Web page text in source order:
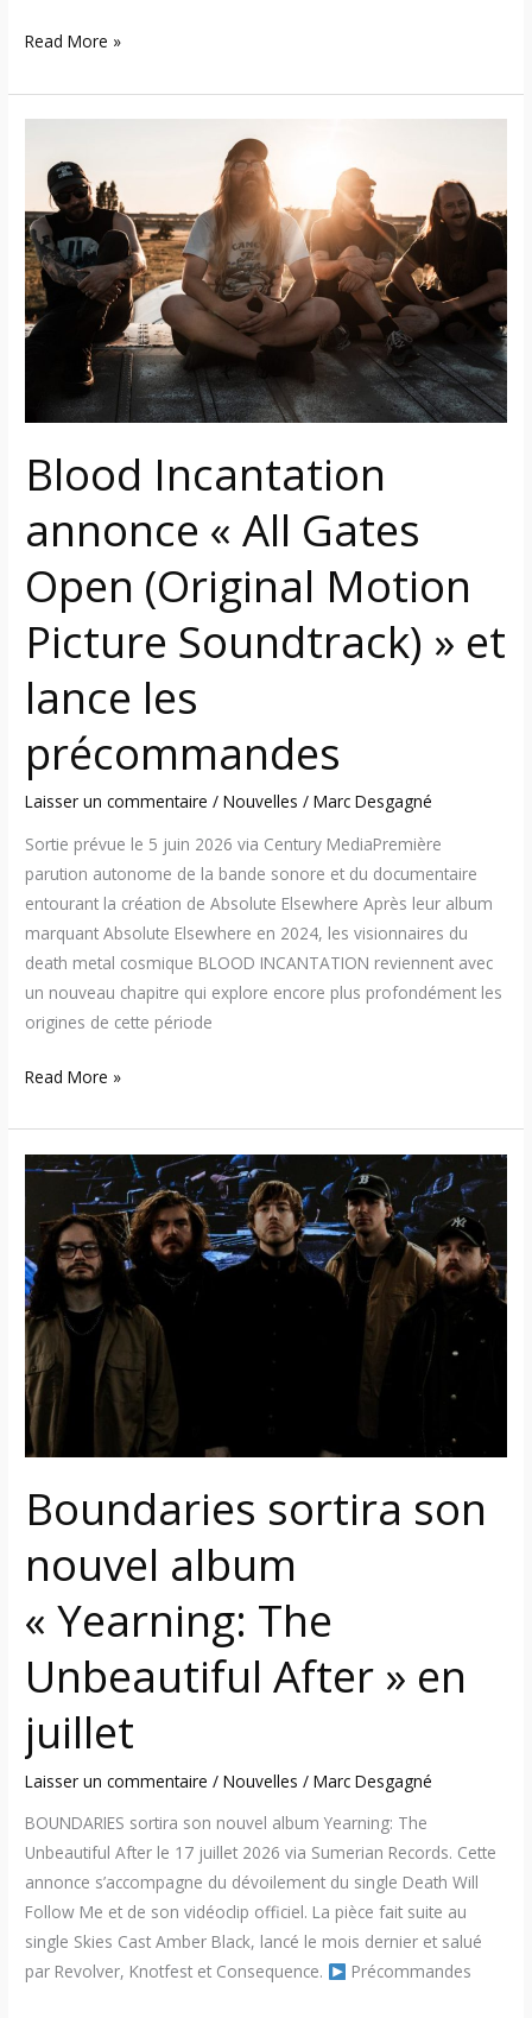
Read More »
Blood Incantation
annonce « All Gates
Open (Original Motion
Picture Soundtrack) » et
lance les
précommandes
Laisser un commentaire /Nouvelles /Marc Desgagné
Sortie prévue le 5 juin 2026 via Century MediaPremière
parution autonome de la bande sonore et du documentaire
entourant la création de Absolute Elsewhere Après leur album
marquant Absolute Elsewhere en 2024, les visionnaires du
death metal cosmique BLOOD INCANTATION reviennent avec
un nouveau chapitre qui explore encore plus profondément les
origines de cette période
Incantation
annonce
« All
Gates
Open
(Original
Motion
Soundtrack) »
et
lance
les
précommandes
Read More »
Boundaries sortira son
nouvel album
« Yearning: The
Unbeautiful After » en
juillet
Laisser un commentaire /Nouvelles /Marc Desgagné
BOUNDARIES sortira son nouvel album Yearning: The
Unbeautiful After le 17 juillet 2026 via Sumerian Records. Cette
annonce s’accompagne du dévoilement du single Death Will
Follow Me et de son vidéoclip officiel. La pièce fait suite au
single Skies Cast Amber Black, lancé le mois dernier et salué
par Revolver, Knotfest et Consequence.
Précommandes
Boundaries
sortira
son
nouvel
album
« Yearning:
The
Unbeautiful
After »
en
juillet